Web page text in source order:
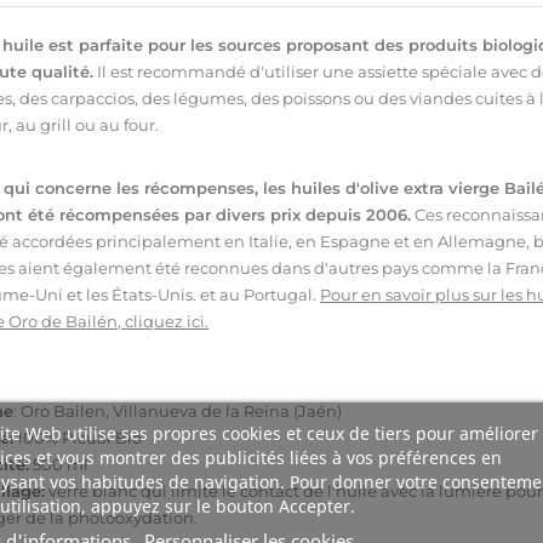
Web utilise ses propres cookies et ceux de tiers pour améliorer
et vous montrer des publicités liées à vos préférences en
vos habitudes de navigation. Pour donner votre
appuyez sur le bouton Accepter.
est parfaite pour les sources proposant des produits
qualité. Il est recommandé d'utiliser une assiette spéciale avec
des carpaccios, des légumes, des poissons ou des viandes cuites à
au grill ou au four.
qui concerne les récompenses, les huiles d'olive extra vierge
été récompensées par divers prix depuis 2006.Ces
accordées principalement en Italie, en Espagne et en Allemagne,
aient également été reconnues dans d'autres pays comme la
Uni et les États-Unis. et au Portugal. Pour en savoir plus sur les
Oro de Bailén, cliquez ici.
: Oro Bailen ,Villanueva de la Reina (Jaén)
100%PicualBio
500 ml
verre blanc qui limite le contact de l'huile avec la lumière
de la photooxydation.